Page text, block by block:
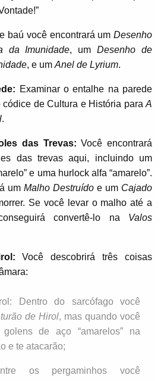
baú você encontrará um Desenho
da Imunidade, umDesenho de
, e um Anel de Lyrium.
Examinar o entalhe na parede
códice de Cultura e História para A
.
das Trevas: Você encontrará
das trevas aqui, incluindo um
e uma hurlock alfa “amarelo”.
um Malho Destruído e um Cajado
Se você levar o malho até a
convertê-lo na Valos
Você descobrirá três coisas
Dentro do sarcófago você
de Hirol, mas quando você
de aço “amarelos” na
e te atacarão;
os pergaminhos você